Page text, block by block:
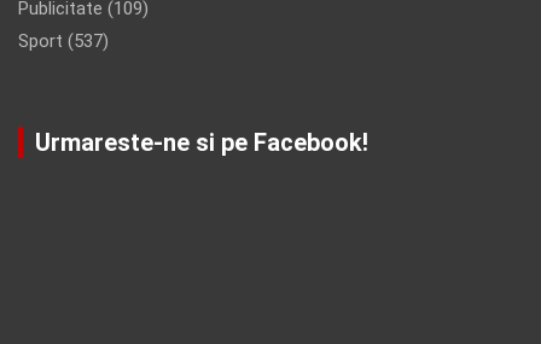
Publicitate (109)
Sport (537)
Urmareste-ne si pe Facebook!